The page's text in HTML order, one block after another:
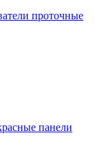
проточные
панели